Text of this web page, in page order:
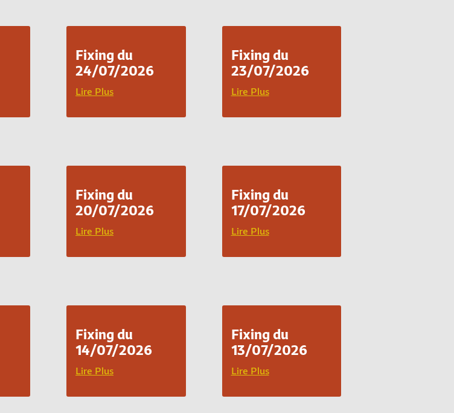
Fixing du
24/07/2026
Lire Plus
Fixing du
23/07/2026
Lire Plus
Fixing du
20/07/2026
Lire Plus
Fixing du
17/07/2026
Lire Plus
Fixing du
14/07/2026
Lire Plus
Fixing du
13/07/2026
Lire Plus